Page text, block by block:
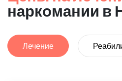
наркомании в
Лечение